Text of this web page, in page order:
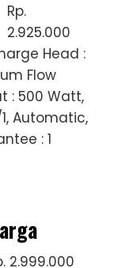
Rp.
2.925.000
Head :
Flow
: 500 Watt,
Automatic,
: 1
2.999.000